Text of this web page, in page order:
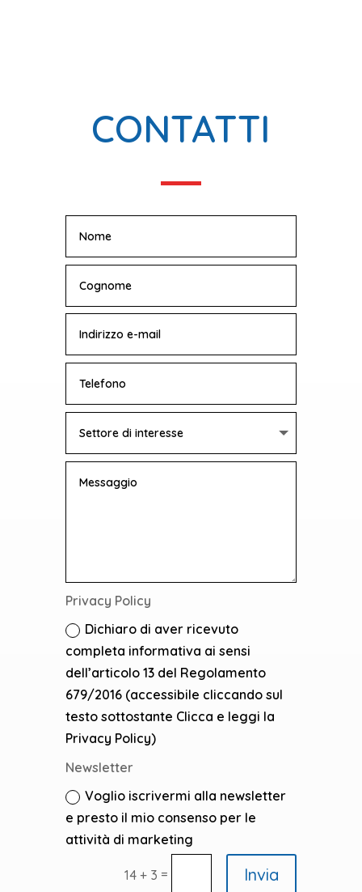
CONTATTI
Privacy Policy
Dichiaro di aver ricevuto
completa informativa ai sensi
dell’articolo 13 del Regolamento
679/2016 (accessibile cliccando sul
testo sottostante Clicca e leggi la
Privacy Policy)
Newsletter
Voglio iscrivermi alla newsletter
e presto il mio consenso per le
attività di marketing
14 + 3 = Invia